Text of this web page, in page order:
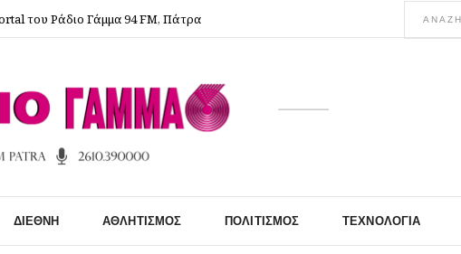
του Ράδιο Γάμμα 94 FM, Πάτρα
ΔΙΕΘΝΉ ΑΘΛΗΤΙΣΜΌΣ ΠΟΛΙΤΙΣΜΌΣ ΤΕΧΝΟΛΟΓΊΑ